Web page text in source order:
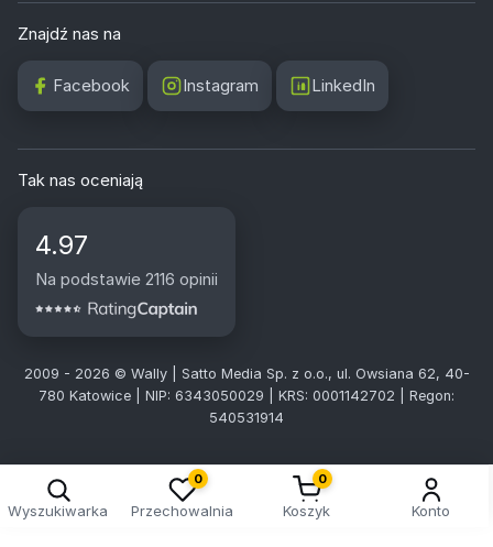
Znajdź nas na
Facebook Instagram LinkedIn
Tak nas oceniają
4.97
Na podstawie 2116 opinii
2009 - 2026 © Wally | Satto Media Sp. z o.o., ul. Owsiana 62, 40-
780 Katowice | NIP: 6343050029 | KRS: 0001142702 | Regon:
540531914
Wyszukiwarka
0
Przechowalnia
0
Koszyk Konto